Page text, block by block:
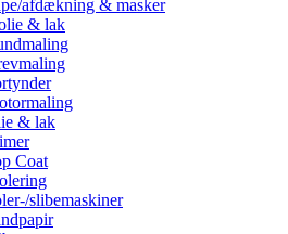
afdækning & masker
& lak
& lak
Coat
slibemaskiner